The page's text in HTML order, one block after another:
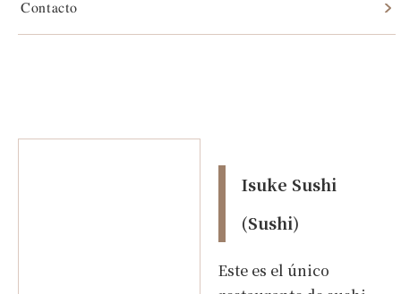
Contacto
Isuke Sushi
(Sushi)
Este es el único